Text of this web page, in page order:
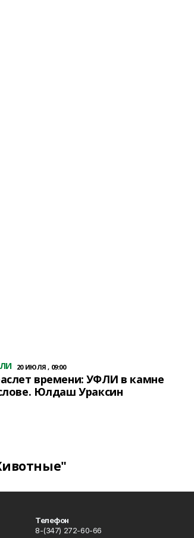
20 ИЮЛЯ , 09:00
времени: УФЛИ в камне
Юлдаш Ураксин
Телефон
8-(347) 272-60-66